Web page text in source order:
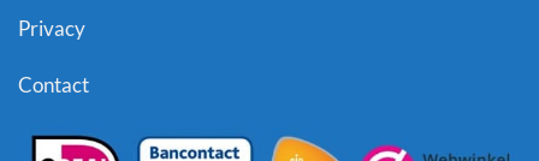
Privacy
Contact